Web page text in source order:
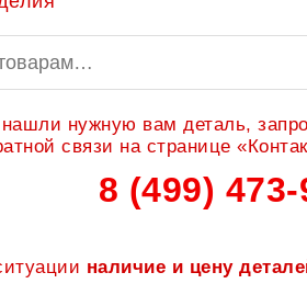
нужную вам деталь,
связи на странице
8 (499)
наличие и цену